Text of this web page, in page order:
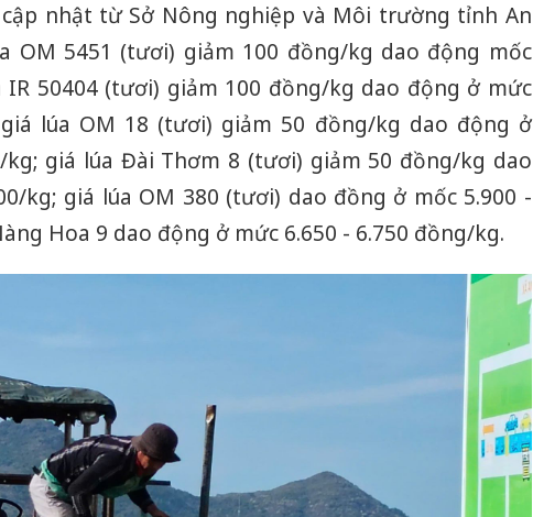
nhật từ Sở Nông nghiệp và Môi trường tỉnh An
OM 5451 (tươi) giảm 100 đồng/kg dao động mốc
IR 50404 (tươi) giảm 100 đồng/kg dao động ở mức
lúa OM 18 (tươi) giảm 50 đồng/kg dao động ở
kg; giá lúa Đài Thơm 8 (tươi) giảm 50 đồng/kg dao
kg; giá lúa OM 380 (tươi) dao đồng ở mốc 5.900 -
Hoa 9 dao động ở mức 6.650 - 6.750 đồng/kg.